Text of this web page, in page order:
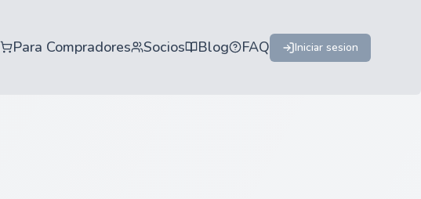
Para Compradores Socios Blog FAQ Iniciar sesion